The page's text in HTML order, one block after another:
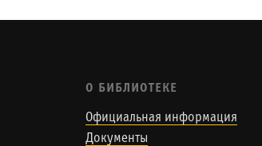
О БИБЛИОТЕКЕ
Официальная информация
Документы